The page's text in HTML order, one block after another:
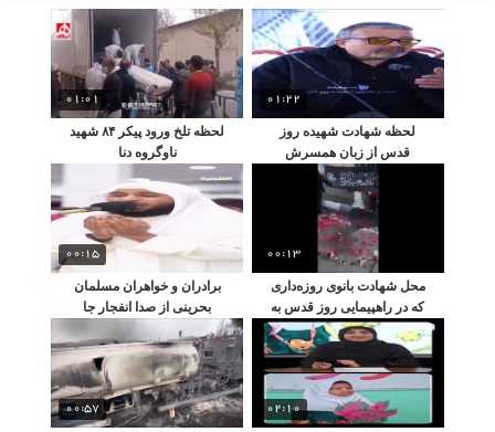
01:22
لحظه شهادت شهیده روز
قدس از زبان همسرش
01:01
لحظه تلخ ورود پیکر ۸۴ شهید
ناوگروه دنا
00:13
محل شهادت بانوی روزه‌داری
که در راهپيمايى روز قدس به
شهادت رسید
00:15
برادران و خواهران مسلمان
بحرینی از صدا انفجار جا
می‌خورند
02:10
00:57